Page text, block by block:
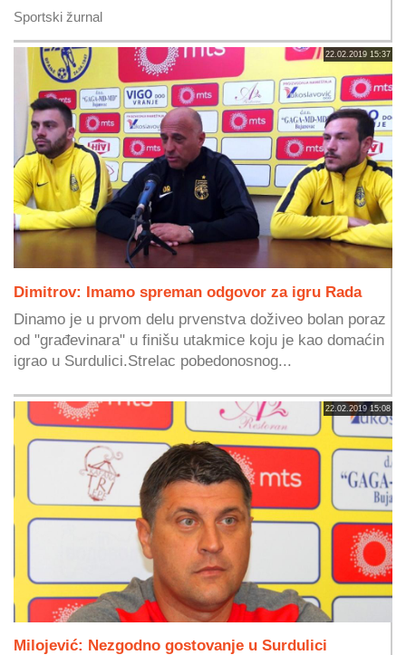
Sportski žurnal
22.02.2019 15:37
Dimitrov: Imamo spreman odgovor za igru Rada
Dinamo je u prvom delu prvenstva doživeo bolan poraz
od "građevinara" u finišu utakmice koju je kao domaćin
igrao u Surdulici.Strelac pobedonosnog...
22.02.2019 15:08
Milojević: Nezgodno gostovanje u Surdulici